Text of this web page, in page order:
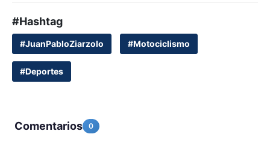
#Hashtag
#JuanPabloZiarzolo #Motociclismo
#Deportes
Comentarios 0